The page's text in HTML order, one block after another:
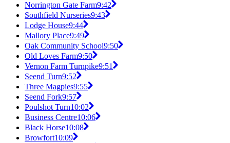
Norrington Gate Farm9:42
Southfield Nurseries9:43
Lodge House9:44
Mallory Place9:49
Oak Community School9:50
Old Loves Farm9:50
Vernon Farm Turnpike9:51
Seend Turn9:52
Three Magpies9:55
Seend Fork9:57
Poulshot Turn10:02
Business Centre10:06
Black Horse10:08
Browfort10:09